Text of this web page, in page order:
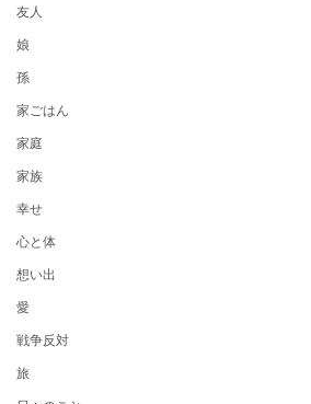
友人
娘
孫
家ごはん
家庭
家族
幸せ
心と体
想い出
愛
戦争反対
旅